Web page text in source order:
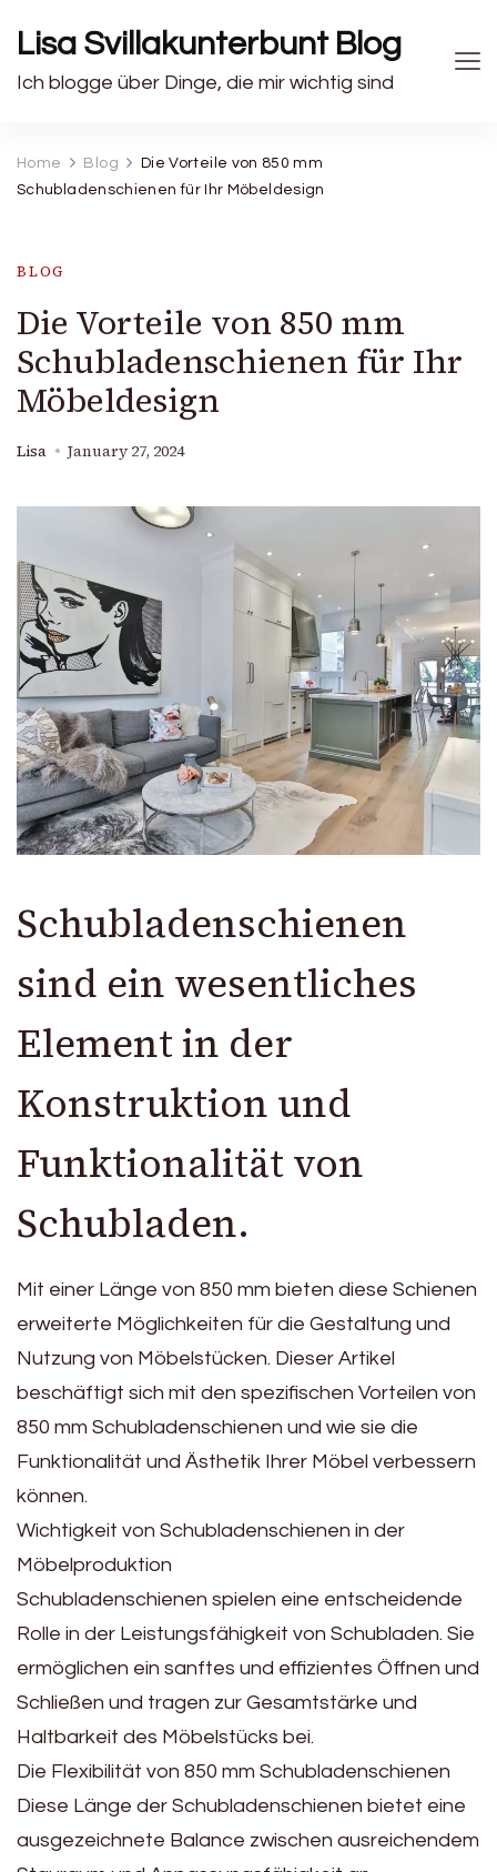
Lisa Svillakunterbunt Blog
Ich blogge über Dinge, die mir wichtig sind
Home Blog
Die Vorteile von 850 mm
Schubladenschienen für Ihr Möbeldesign
BLOG
Die Vorteile von 850 mm
Schubladenschienen für Ihr
Möbeldesign
Lisa January 27, 2024
Schubladenschienen
sind ein wesentliches
Element in der
Konstruktion und
Funktionalität von
Schubladen.
Mit einer Länge von 850 mm bieten diese Schienen
erweiterte Möglichkeiten für die Gestaltung und
Nutzung von Möbelstücken. Dieser Artikel
beschäftigt sich mit den spezifischen Vorteilen von
850 mm Schubladenschienen und wie sie die
Funktionalität und Ästhetik Ihrer Möbel verbessern
können.
Wichtigkeit von Schubladenschienen in der
Möbelproduktion
Schubladenschienen spielen eine entscheidende
Rolle in der Leistungsfähigkeit von Schubladen. Sie
ermöglichen ein sanftes und effizientes Öffnen und
Schließen und tragen zur Gesamtstärke und
Haltbarkeit des Möbelstücks bei.
Die Flexibilität von 850 mm Schubladenschienen
Diese Länge der Schubladenschienen bietet eine
ausgezeichnete Balance zwischen ausreichendem